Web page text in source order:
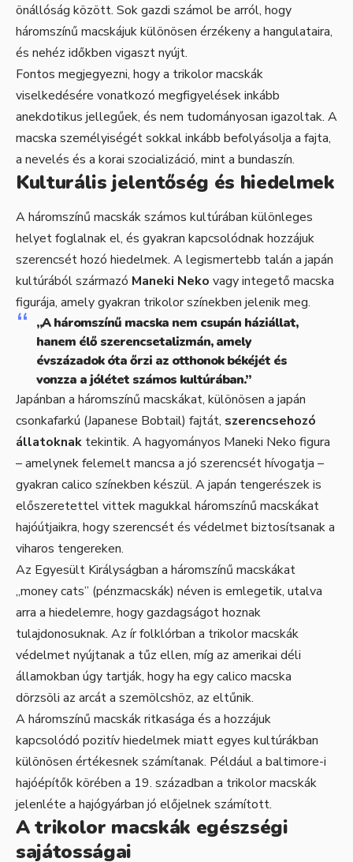
önállóság között. Sok gazdi számol be arról, hogy
háromszínű macskájuk különösen érzékeny a hangulataira,
és nehéz időkben vigaszt nyújt.
Fontos megjegyezni, hogy a trikolor macskák
viselkedésére vonatkozó megfigyelések inkább
anekdotikus jellegűek, és nem tudományosan igazoltak. A
macska személyiségét sokkal inkább befolyásolja a fajta,
a nevelés és a korai szocializáció, mint a bundaszín.
Kulturális jelentőség és hiedelmek
A háromszínű macskák számos kultúrában különleges
helyet foglalnak el, és gyakran kapcsolódnak hozzájuk
szerencsét hozó hiedelmek. A legismertebb talán a japán
kultúrából származó Maneki Neko vagy integető macska
figurája, amely gyakran trikolor színekben jelenik meg.
„A háromszínű macska nem csupán háziállat,
hanem élő szerencsetalizmán, amely
évszázadok óta őrzi az otthonok békéjét és
vonzza a jólétet számos kultúrában.”
Japánban a háromszínű macskákat, különösen a japán
csonkafarkú (Japanese Bobtail) fajtát, szerencsehozó
állatoknak tekintik. A hagyományos Maneki Neko figura
– amelynek felemelt mancsa a jó szerencsét hívogatja –
gyakran calico színekben készül. A japán tengerészek is
előszeretettel vittek magukkal háromszínű macskákat
hajóútjaikra, hogy szerencsét és védelmet biztosítsanak a
viharos tengereken.
Az Egyesült Királyságban a háromszínű macskákat
„money cats” (pénzmacskák) néven is emlegetik, utalva
arra a hiedelemre, hogy gazdagságot hoznak
tulajdonosuknak. Az ír folklórban a trikolor macskák
védelmet nyújtanak a tűz ellen, míg az amerikai déli
államokban úgy tartják, hogy ha egy calico macska
dörzsöli az arcát a szemölcshöz, az eltűnik.
A háromszínű macskák ritkasága és a hozzájuk
kapcsolódó pozitív hiedelmek miatt egyes kultúrákban
különösen értékesnek számítanak. Például a baltimore-i
hajóépítők körében a 19. században a trikolor macskák
jelenléte a hajógyárban jó előjelnek számított.
A trikolor macskák egészségi
sajátosságai